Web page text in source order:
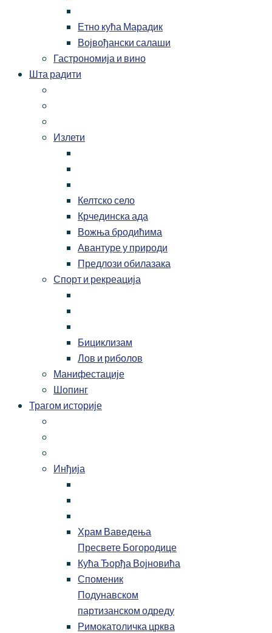
Етно кућа Марадик
Војвођански салаши
Гастрономија и вино
Шта радити
Излети
Келтско село
Крчединска ада
Вожња бродићима
Авантуре у природи
Предлози обилазака
Спорт и рекреација
Бициклизам
Лов и риболов
Манифестације
Шопинг
Трагом историје
Инђија
Храм Ваведења
Пресвете Богородице
Кућа Ђорђа Војновића
Споменик
Подунавском
партизанском одреду
Римокатоличка црква